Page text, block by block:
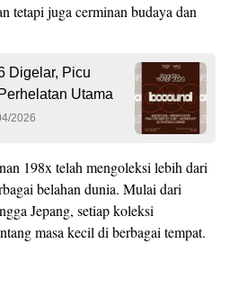
tetapi juga cerminan budaya dan
Digelar, Picu
Utama
2026
198x telah mengoleksi lebih dari
belahan dunia. Mulai dari
Jepang, setiap koleksi
masa kecil di berbagai tempat.